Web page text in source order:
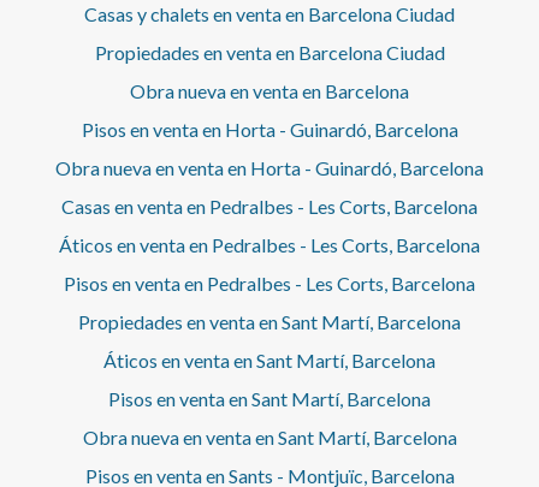
Casas y chalets en venta en Barcelona Ciudad
Propiedades en venta en Barcelona Ciudad
Obra nueva en venta en Barcelona
Pisos en venta en Horta - Guinardó, Barcelona
Obra nueva en venta en Horta - Guinardó, Barcelona
Casas en venta en Pedralbes - Les Corts, Barcelona
Áticos en venta en Pedralbes - Les Corts, Barcelona
Pisos en venta en Pedralbes - Les Corts, Barcelona
Propiedades en venta en Sant Martí, Barcelona
Áticos en venta en Sant Martí, Barcelona
Pisos en venta en Sant Martí, Barcelona
Obra nueva en venta en Sant Martí, Barcelona
Pisos en venta en Sants - Montjuïc, Barcelona